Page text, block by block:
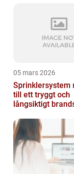
05 mars 2026
Sprinklersystem nyckeln
till ett tryggt och
långsiktigt